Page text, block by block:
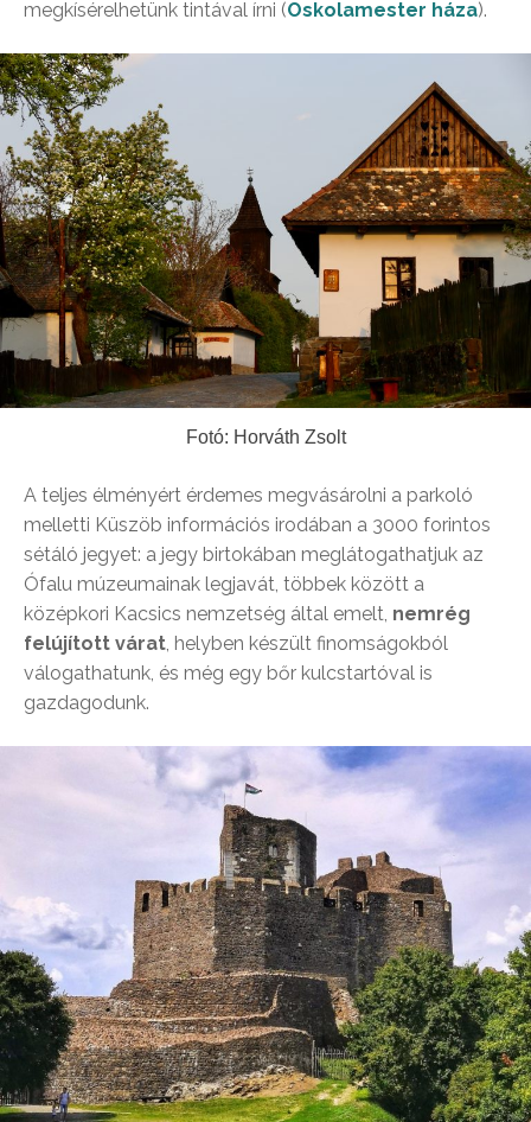
megkísérelhetünk tintával írni (Oskolamester háza).
Fotó: Horváth Zsolt
A teljes élményért érdemes megvásárolni a parkoló
melletti Küszöb információs irodában a 3000 forintos
sétáló jegyet: a jegy birtokában meglátogathatjuk az
Ófalu múzeumainak legjavát, többek között a
középkori Kacsics nemzetség által emelt, nemrég
felújított várat , helyben készült finomságokból
válogathatunk, és még egy bőr kulcstartóval is
gazdagodunk.